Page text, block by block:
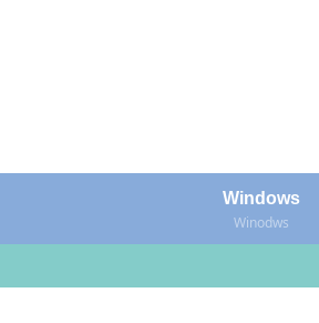
Windows
Winodws